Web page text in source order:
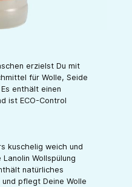
erzielst Du mit
für Wolle, Seide
enthält einen
ist ECO-Control
kuschelig weich und
Wollspülung
natürliches
pflegt Deine Wolle